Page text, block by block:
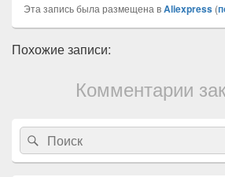
Эта запись была размещена вAliexpress (
Похожие записи:
Комментарии
Область
основной
боковой
панели
Search
for:
Search